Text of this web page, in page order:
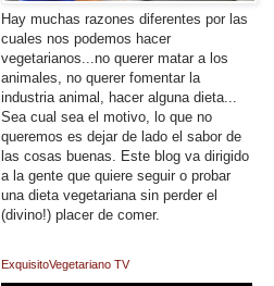
Hay muchas razones diferentes por las
cuales nos podemos hacer
vegetarianos...no querer matar a los
animales, no querer fomentar la
industria animal, hacer alguna dieta...
Sea cual sea el motivo, lo que no
queremos es dejar de lado el sabor de
las cosas buenas. Este blog va dirigido
a la gente que quiere seguir o probar
una dieta vegetariana sin perder el
(divino!) placer de comer.
ExquisitoVegetariano TV